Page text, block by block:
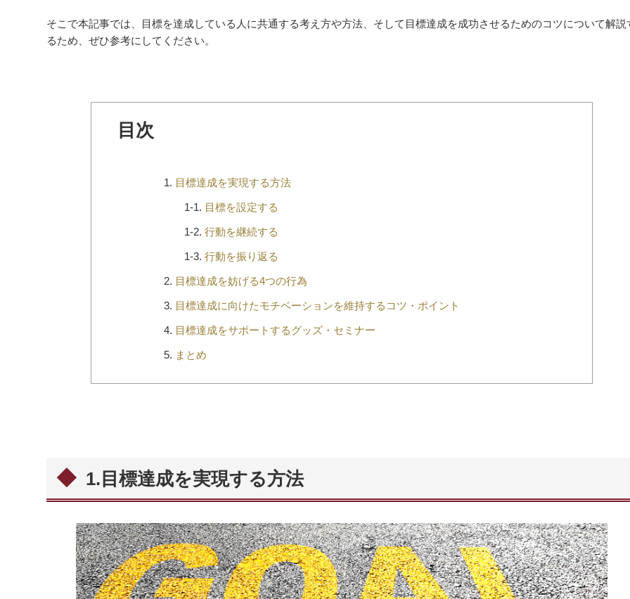
そこで本記事では、目標を達成している人に共通する考え方や方法、そして目標達成を成功させるためのコツについて解説
るため、ぜひ参考にしてください。
目次
目標達成を実現する方法
目標を設定する
行動を継続する
行動を振り返る
目標達成を妨げる4つの行為
目標達成に向けたモチベーションを維持するコツ・ポイント
目標達成をサポートするグッズ・セミナー
まとめ
1.目標達成を実現する方法